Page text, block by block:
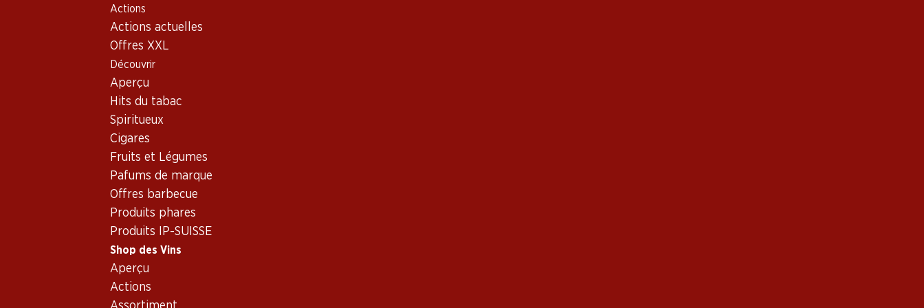
Actions
Actions actuelles
Offres XXL
Découvrir
Aperçu
Hits du tabac
Spiritueux
Cigares
Fruits et Légumes
Pafums de marque
Offres barbecue
Produits phares
Produits IP-SUISSE
Shop des Vins
Aperçu
Actions
Shop des Vins